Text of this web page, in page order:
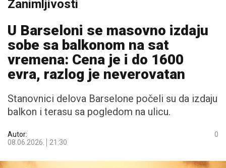
Zanimljivosti
U Barseloni se masovno izdaju
sobe sa balkonom na sat
vremena: Cena je i do 1600
evra, razlog je neverovatan
Stanovnici delova Barselone počeli su da izdaju
balkon i terasu sa pogledom na ulicu.
Autor:
08.06.2026.
21:30
0